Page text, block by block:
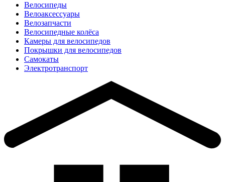
Велосипеды
Велоаксессуары
Велозапчасти
Велосипедные колёса
Камеры для велосипедов
Покрышки для велосипедов
Самокаты
Электротранспорт